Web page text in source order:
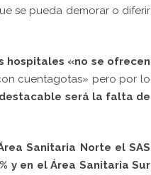
se pueda demorar o diferir
hospitales «no se ofrecen
cuentagotas» pero por lo
será la falta de
Sanitaria Norte el SAS
y en el Área Sanitaria Sur